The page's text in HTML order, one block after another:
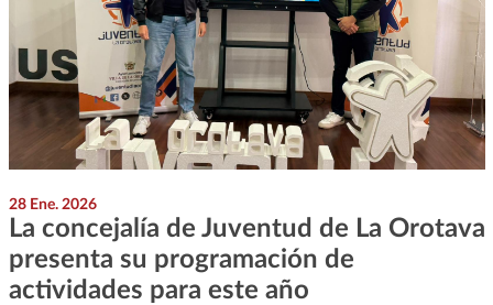
28 Ene. 2026
La concejalía de Juventud de La Orotava
presenta su programación de
actividades para este año